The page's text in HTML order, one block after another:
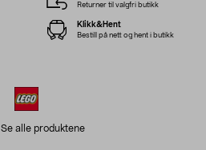
Se alle produktene
Returner til valgfri butikk
Klikk&Hent
Bestill på nett og hent i butikk